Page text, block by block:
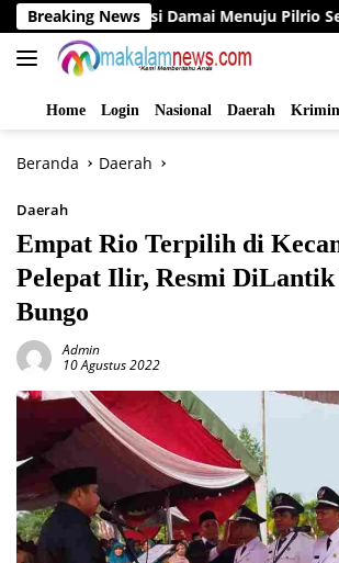
Langsung
ke
konten
Breaking News
Damai Menuju Pilrio Serentak 2026
Home Login Nasional Daerah
Beranda Daerah
Daerah
Empat Rio Terpilih di
Pelepat Ilir, Resmi
Bungo
Admin
10 Agustus 2022